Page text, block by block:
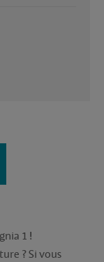
1 !
? Si vous